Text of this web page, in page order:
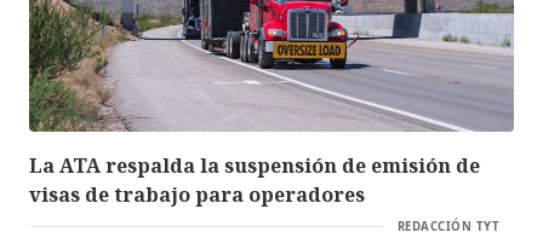
La ATA respalda la suspensión de emisión de
visas de trabajo para operadores
REDACCIÓN TYT